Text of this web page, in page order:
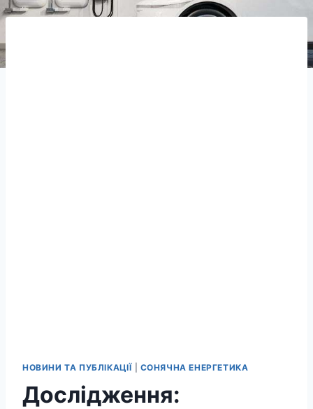
НОВИНИ ТА ПУБЛІКАЦІЇ| СОНЯЧНА ЕНЕРГЕТИКА
Дослідження: